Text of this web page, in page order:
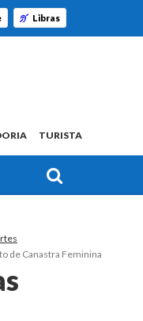
Libras
TURISTA
de Canastra Feminina